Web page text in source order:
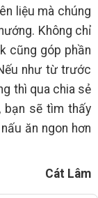
liệu mà chúng
Không chỉ
cũng góp phần
như từ trước
thì qua chia sẻ
bạn sẽ tìm thấy
ăn ngon hơn
Cát Lâm